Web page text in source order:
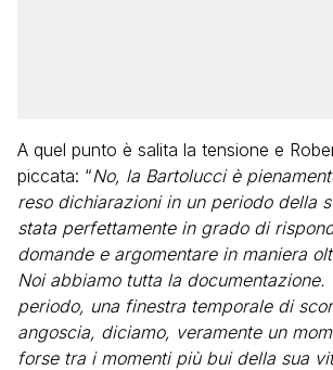
A quel punto è salita la tensione e
piccata: “No, la Bartolucci è
reso dichiarazioni in un periodo della
stata perfettamente in grado di
domande e argomentare in maniera
Noi abbiamo tutta la documentazione.
periodo, una finestra temporale di
angoscia, diciamo, veramente un
forse tra i momenti più bui della sua